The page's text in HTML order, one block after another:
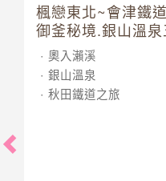
楓戀東北~會津鐵
御釜秘境.銀山溫
奧入瀨溪
銀山溫泉
秋田鐵道之旅